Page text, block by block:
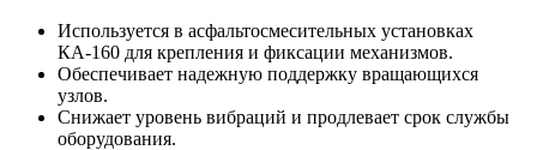
Используется в асфальтосмесительных установках
КА-160 для крепления и фиксации механизмов.
Обеспечивает надежную поддержку вращающихся
узлов.
Снижает уровень вибраций и продлевает срок службы
оборудования.